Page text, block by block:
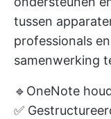
tussen
professionals
samenwerking
🔹OneNote
✅